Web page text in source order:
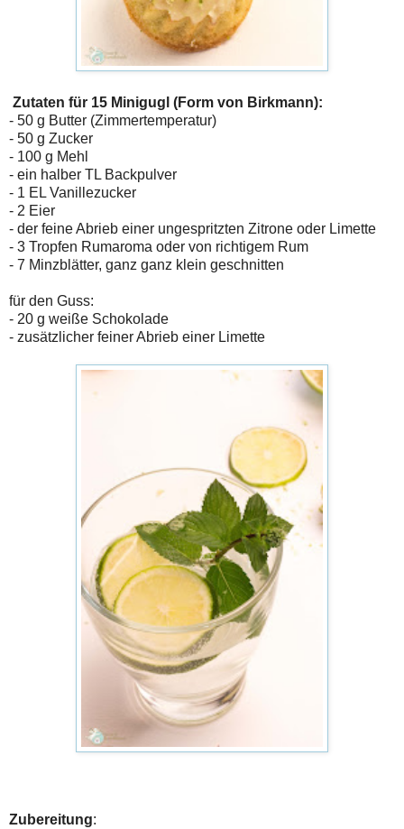
Zutaten für 15 Minigugl (Form von Birkmann):
- 50 g Butter (Zimmertemperatur)
- 50 g Zucker
- 100 g Mehl
- ein halber TL Backpulver
- 1 EL Vanillezucker
- 2 Eier
- der feine Abrieb einer ungespritzten Zitrone oder Limette
- 3 Tropfen Rumaroma oder von richtigem Rum
- 7 Minzblätter, ganz ganz klein geschnitten
für den Guss:
- 20 g weiße Schokolade
- zusätzlicher feiner Abrieb einer Limette
Zubereitung: